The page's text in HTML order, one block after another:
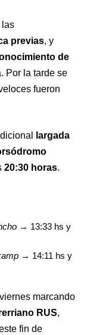
las
previas, y
de
Por la tarde se
fueron
largada
20:30 horas.
→ 13:33 hs y
→ 14:11 hs y
marcando
RUS,
fin de